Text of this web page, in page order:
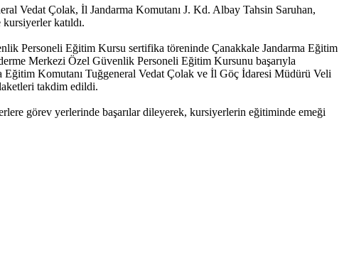
Vedat Çolak, İl Jandarma Komutanı J. Kd. Albay Tahsin Saruhan,
katıldı.
Personeli Eğitim Kursu sertifika töreninde Çanakkale Jandarma Eğitim
Merkezi Özel Güvenlik Personeli Eğitim Kursunu başarıyla
Komutanı Tuğgeneral Vedat Çolak ve İl Göç İdaresi Müdürü Veli
takdim edildi.
görev yerlerinde başarılar dileyerek, kursiyerlerin eğitiminde emeği